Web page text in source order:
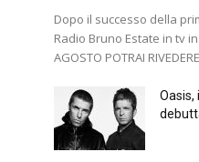
Dopo il successo della
Radio Bruno Estate in tv
AGOSTO POTRAI
Oasis,